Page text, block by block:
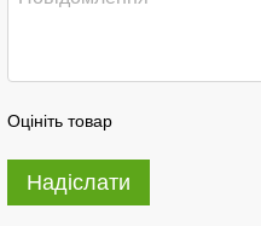
Оцініть товар
Надіслати